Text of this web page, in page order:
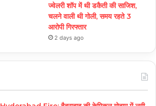
ज्वेलरी शॉप में थी डकैती की साजिश,
चलने वाली थी गोली, समय रहते 3
आरोपी गिरफ्तार
2 days ago